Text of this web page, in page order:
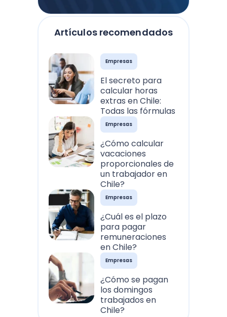
Artículos recomendados
Empresas
El secreto para
calcular horas
extras en Chile:
Todas las fórmulas
Empresas
¿Cómo calcular
vacaciones
proporcionales de
un trabajador en
Chile?
Empresas
¿Cuál es el plazo
para pagar
remuneraciones
en Chile?
Empresas
¿Cómo se pagan
los domingos
trabajados en
Chile?